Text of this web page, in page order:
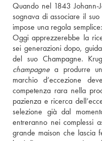
Quando nel 1843 Johann-
sognava di associare il
impose una regola
Oggi apprezzerebbe la
sei generazioni dopo,
del suo Champagne.
champagne a produrre
marchio d’eccezione
competenza rara nella
pazienza e ricerca
selezione già dal
entreranno nei complessi
grande maison che lascia